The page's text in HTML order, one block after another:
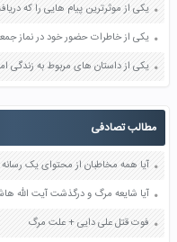
یکی از خاطرات حضور خود در نماز جمعه صفحه 123 پیام
یکی از داستان های مربوط به زندگی امام کاظم صفحه 45
مطالب تصادفی
آیا شایعه مرگ و درگذشت آیت الله
فوت قتل علی دایی + علت مرگ